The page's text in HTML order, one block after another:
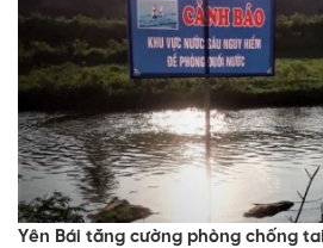
Yên Bái tăng cường phòng chống